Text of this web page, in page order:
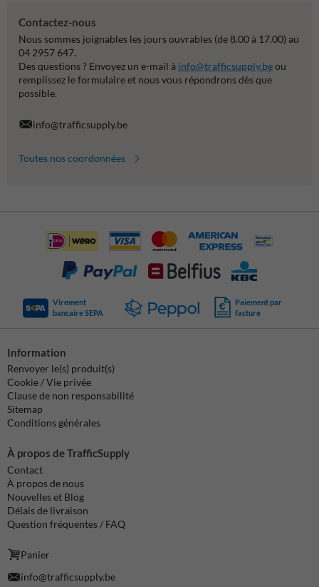
Contactez-nous
Nous sommes joignables les jours ouvrables (de 8.00 à 17.00) au
04 2957 647.
Des questions ? Envoyez un e-mail à info@trafficsupply.beou
remplissez le formulaire et nous vous répondrons dès que
possible.
info@trafficsupply.be
Toutes nos coordonnées
Virement
bancaire SEPA
Paiement par
facture
Information
Renvoyer le(s) produit(s)
Cookie / Vie privée
Clause de non responsabilité
Sitemap
Conditions générales
À propos de TrafficSupply
Contact
À propos de nous
Nouvelles et Blog
Délais de livraison
Question fréquentes / FAQ
Panier
info@trafficsupply.be